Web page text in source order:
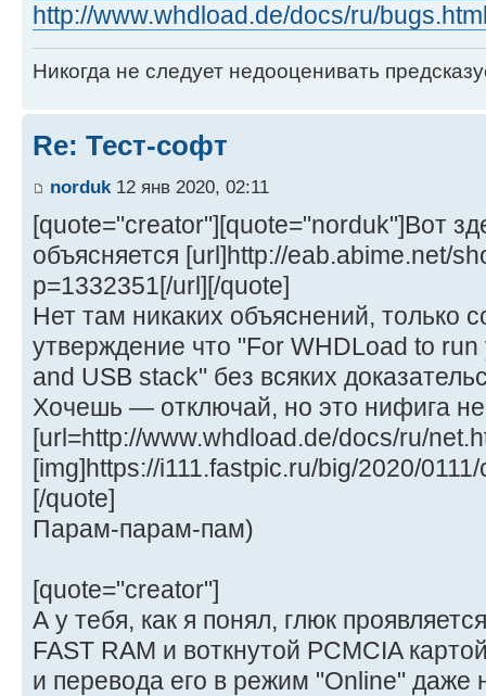
http://www.whdload.de/docs/ru/
Никогда не следует недооценивать
Re: Тест-софт
norduk 12 янв 2020, 02:11
[quote="creator"][quote="norduk"]Вот
объясняется [url]http://eab.abime.net/
p=1332351[/url][/quote]
Нет там никаких объяснений, только
утверждение что "For WHDLoad to
and USB stack" без всяких
Хочешь — отключай, но это нифига
[url=http://www.whdload.de/docs/ru/
[img]https://i111.fastpic.ru/big/2020/
[/quote]
Парам-парам-пам)
[quote="creator"]
А у тебя, как я понял, глюк
FAST RAM и воткнутой PCMCIA
и перевода его в режим "Online" даже